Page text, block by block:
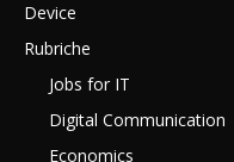
Device
Rubriche
Jobs for IT
Digital Communication
Economics